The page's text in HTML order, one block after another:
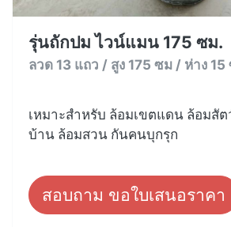
รุ่นถักปม ไวน์แมน 175 ซม.
ลวด 13 แถว / สูง 175 ซม / ห่าง 15
เหมาะสำหรับ ล้อมเขตแดน ล้อมสั
บ้าน ล้อมสวน กันคนบุกรุก
สอบถาม ขอใบเสนอราคา